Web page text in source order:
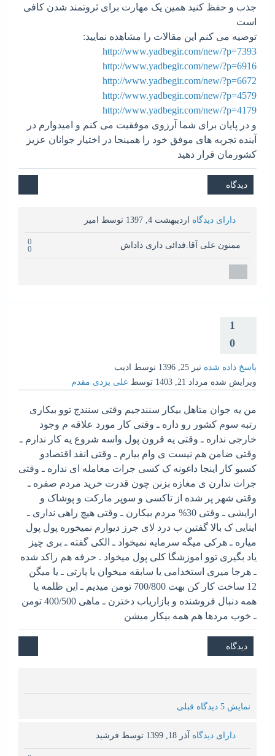
جذب و حفظ کنید همین یک مهارت برای ثروتمند شدن کافی
است
توصیه می کنم این مقالات را مشاهده نمایید:
http://www.yadbegir.com/new/?p=7393
http://www.yadbegir.com/new/?p=6916
http://www.yadbegir.com/new/?p=6672
http://www.yadbegir.com/new/?p=4579
http://www.yadbegir.com/new/?p=4179
و در پایان برای شما آرزوی موفقیت می کنم و امیدوارم در
آینده تجربه های موفق خود را همینجا در اختیار جوانان عزیز
کشورمان قرار دهید
دارای دیدگاه اردیبهشت 4, 1397 توسط امیر
0
0
ممنون علی آقا.فدائی داری داداش
1
0
پاسخ داده شده تیر 25, 1396 توسط ادیب
ویرایش شده مرداد 21, 1403 توسط علی یزدی مقدم
من یه جوان متاهل بیکار سنندجیم وقتی سنندج توو بیکاری
رتبه سوم کشور رو داره ـ وقتی کار مورد علاقه م وجود
خارجی نداره ـ وقتی یه قرون پول واسه شروع یه کار ندارم ـ
وقتی ضامن هم نیست ی وام بیارم ـ وقتی انقد اقتصادو
کسبو کار اینجا داغونه ک کسی جرات معامله ای نداره ـ وقتی
جرات ندارن ی مغازه بزنن چون قدرت خرید مردم صفره ـ
وقتی شهر پر شده از تاکسی و سوپر مارکت و پوشاک و
ارایشی ـ وقتی 30% مردم بیکارن ـ وقتی هیچ راهی نداری ـ
اینایی ک بالا گفتین ب درد لای جرز دیوارم نمیخوره پول پول
میاره ـ هرکی میگه سرمایه نمیخواد ـ الکی گفته ـ بری چیز
یاد بگیری توو اموزشگا کلی پول میخواد . حرفه هم راکد شده
ـ هرجا میری استخدامی یا سابقه میخوان یا پارتی ـ یا میگن
12 ساخت کار کن بهت 700/800 تومن میدیم ـ این ظلمه یا
همه دنبال فروشنده و بازاریاب دخترن ـ ماهی 400/500 تومن
ـ خوب مردها هم همه بیکار میشن
نمایش 5 دیدگاه قبلی
دارای دیدگاه آذر 18, 1399 توسط فرشید